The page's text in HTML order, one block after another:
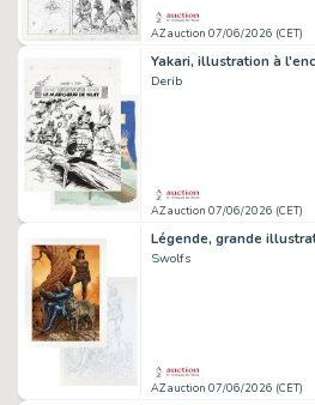
AZ auction 07/06/2026 (CET)
Yakari, illustration à
Derib
AZ auction 07/06/2026 (CET)
Légende, grande
Swolfs
AZ auction 07/06/2026 (CET)